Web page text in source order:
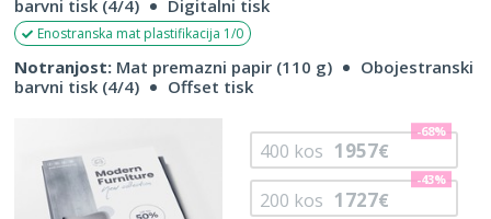
barvni tisk (4/4)
Digitalni tisk
Enostranska mat plastifikacija 1/0
Notranjost: Mat premazni papir (110 g)
Obojestranski
barvni tisk (4/4)
Offset tisk
200 kos 1727€
-43%
400 kos 1957€
-68%